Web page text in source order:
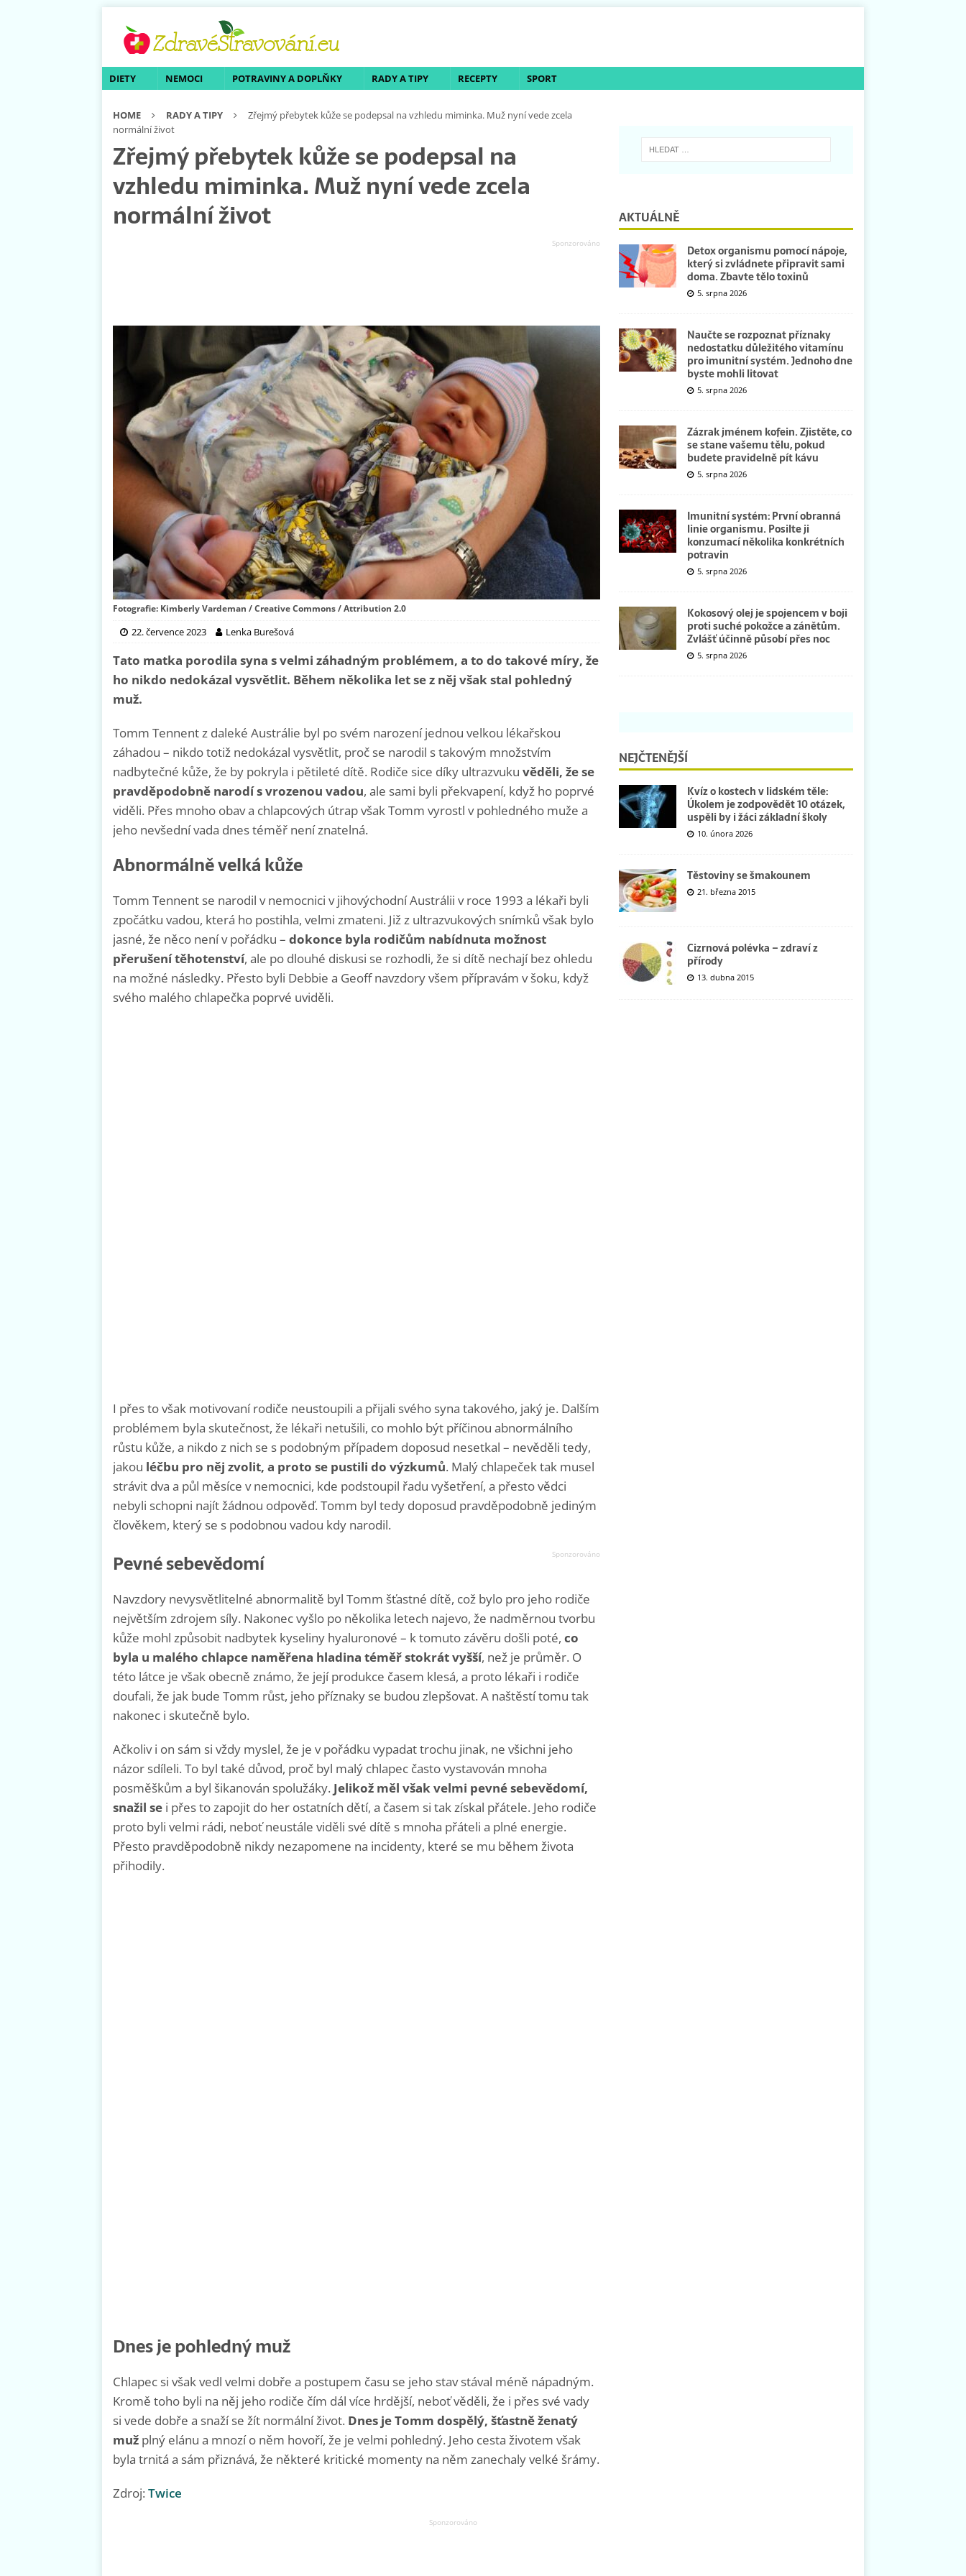
DIETY NEMOCI POTRAVINY A DOPLŇKY RADY A TIPY RECEPTY SPORT
HOME RADY A TIPY
Zřejmý přebytek kůže se podepsal na vzhledu miminka. Muž nyní vede zcela
normální život
Zřejmý přebytek kůže se podepsal na
vzhledu miminka. Muž nyní vede zcela
normální život
Fotografie: Kimberly Vardeman / Creative Commons / Attribution 2.0
22. července 2023 Lenka Burešová
Tato matka porodila syna s velmi záhadným problémem, a to do takové míry, že
ho nikdo nedokázal vysvětlit. Během několika let se z něj však stal pohledný
muž.
Tomm Tennent z daleké Austrálie byl po svém narození jednou velkou lékařskou
záhadou – nikdo totiž nedokázal vysvětlit, proč se narodil s takovým množstvím
nadbytečné kůže, že by pokryla i pětileté dítě. Rodiče sice díky ultrazvuku věděli, že se
pravděpodobně narodí s vrozenou vadou, ale sami byli překvapení, když ho poprvé
viděli. Přes mnoho obav a chlapcových útrap však Tomm vyrostl v pohledného muže a
jeho nevšední vada dnes téměř není znatelná.
Abnormálně velká kůže
Tomm Tennent se narodil v nemocnici v jihovýchodní Austrálii v roce 1993 a lékaři byli
zpočátku vadou, která ho postihla, velmi zmateni. Již z ultrazvukových snímků však bylo
jasné, že něco není v pořádku – dokonce byla rodičům nabídnuta možnost
přerušení těhotenství, ale po dlouhé diskusi se rozhodli, že si dítě nechají bez ohledu
na možné následky. Přesto byli Debbie a Geoff navzdory všem přípravám v šoku, když
svého malého chlapečka poprvé uviděli.
I přes to však motivovaní rodiče neustoupili a přijali svého syna takového, jaký je. Dalším
problémem byla skutečnost, že lékaři netušili, co mohlo být příčinou abnormálního
růstu kůže, a nikdo z nich se s podobným případem doposud nesetkal – nevěděli tedy,
jakou léčbu pro něj zvolit, a proto se pustili do výzkumů. Malý chlapeček tak musel
strávit dva a půl měsíce v nemocnici, kde podstoupil řadu vyšetření, a přesto vědci
nebyli schopni najít žádnou odpověď. Tomm byl tedy doposud pravděpodobně jediným
člověkem, který se s podobnou vadou kdy narodil.
Pevné sebevědomí
Navzdory nevysvětlitelné abnormalitě byl Tomm šťastné dítě, což bylo pro jeho rodiče
největším zdrojem síly. Nakonec vyšlo po několika letech najevo, že nadměrnou tvorbu
kůže mohl způsobit nadbytek kyseliny hyaluronové – k tomuto závěru došli poté, co
byla u malého chlapce naměřena hladina téměř stokrát vyšší, než je průměr. O
této látce je však obecně známo, že její produkce časem klesá, a proto lékaři i rodiče
doufali, že jak bude Tomm růst, jeho příznaky se budou zlepšovat. A naštěstí tomu tak
nakonec i skutečně bylo.
Ačkoliv i on sám si vždy myslel, že je v pořádku vypadat trochu jinak, ne všichni jeho
názor sdíleli. To byl také důvod, proč byl malý chlapec často vystavován mnoha
posměškům a byl šikanován spolužáky. Jelikož měl však velmi pevné sebevědomí,
snažil se i přes to zapojit do her ostatních dětí, a časem si tak získal přátele. Jeho rodiče
proto byli velmi rádi, neboť neustále viděli své dítě s mnoha přáteli a plné energie.
Přesto pravděpodobně nikdy nezapomene na incidenty, které se mu během života
přihodily.
Dnes je pohledný muž
Chlapec si však vedl velmi dobře a postupem času se jeho stav stával méně nápadným.
Kromě toho byli na něj jeho rodiče čím dál více hrdější, neboť věděli, že i přes své vady
si vede dobře a snaží se žít normální život. Dnes je Tomm dospělý, šťastně ženatý
muž plný elánu a mnozí o něm hovoří, že je velmi pohledný. Jeho cesta životem však
byla trnitá a sám přiznává, že některé kritické momenty na něm zanechaly velké šrámy.
Zdroj: Twice
AKTUÁLNĚ
Detox organismu pomocí nápoje,
který si zvládnete připravit sami
doma. Zbavte tělo toxinů
5. srpna 2026
Naučte se rozpoznat příznaky
nedostatku důležitého vitamínu
pro imunitní systém. Jednoho dne
byste mohli litovat
5. srpna 2026
Zázrak jménem kofein. Zjistěte, co
se stane vašemu tělu, pokud
budete pravidelně pít kávu
5. srpna 2026
Imunitní systém: První obranná
linie organismu. Posilte ji
konzumací několika konkrétních
potravin
5. srpna 2026
Kokosový olej je spojencem v boji
proti suché pokožce a zánětům.
Zvlášť účinně působí přes noc
5. srpna 2026
NEJČTENĚJŠÍ
Kvíz o kostech v lidském těle:
Úkolem je zodpovědět 10 otázek,
uspěli by i žáci základní školy
10. února 2026
Těstoviny se šmakounem
21. března 2015
Cizrnová polévka – zdraví z
přírody
13. dubna 2015